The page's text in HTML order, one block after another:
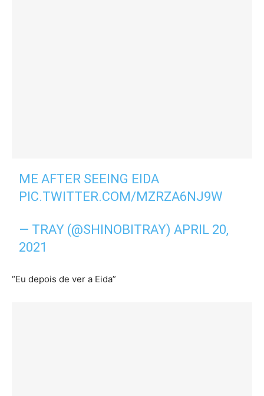
ME AFTER SEEING EIDA
PIC.TWITTER.COM/MZRZA6NJ9W
— TRAY (@SHINOBITRAY)APRIL 20,
2021
“Eu depois de ver a Eida”